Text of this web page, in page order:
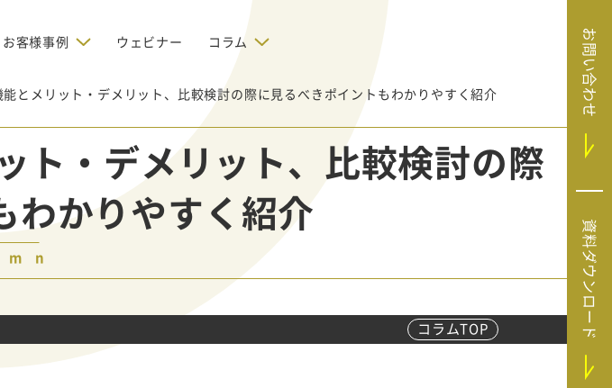
ティング
デジタルテクノロジー
SaaS導入
BIZUTTO経費
MRC（マーケラ
イズクラウド）
ListFinder（リ
ー）
システムエンジニア
リング
BtoBのインターネット広告で狙った
新規開拓の営業力を強化したい
採用コストを削減したい（中小企業
向け）
営業が疲弊する「飛び込み営業」や
お客様事例
営業の成果を最大化するBtoBデジタ
ルマーケティング：成功企業のリア
ルな事例に学ぶ
HubSpotで実現した、決済データの
即時可視化と対応迅速化｜フリーウ
ウェビナー コラム
能とメリット・デメリット、比較検討の際に見るべきポイントもわかりやすく紹介
ト・デメリット、比較検討の際
わかりやすく紹介
コラムTOP
お問い合わせ
資料ダウンロード